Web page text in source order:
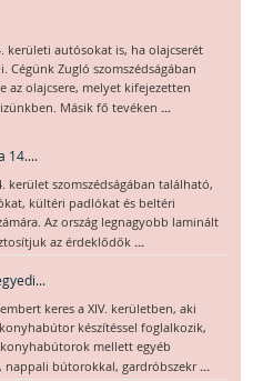
kerületi autósokat is, ha olajcserét
Zugló szomszédságában
az olajcsere, melyet kifejezetten
Másik fő tevéken ...
14....
kerület szomszédságában található,
kültéri padlókat és beltéri
Az ország legnagyobb laminált
az érdeklődők ...
keres a XIV. kerületben, aki
készítéssel foglalkozik,
mellett egyéb
nappali bútorokkal, gardróbszekr ...